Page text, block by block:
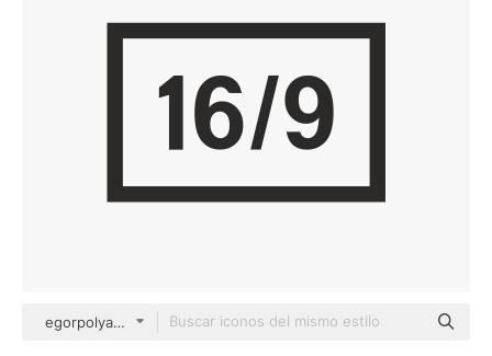
egorpolyakov Others